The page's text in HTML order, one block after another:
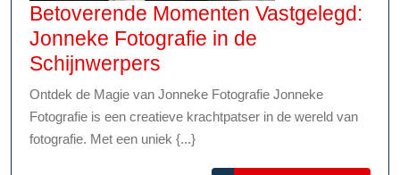
Betoverende Momenten Vastgelegd:
Jonneke Fotografie in de
Schijnwerpers
Momenten
Vastgelegd:
Jonneke
Fotografie
Ontdek de Magie van Jonneke Fotografie Jonneke
Fotografie is een creatieve krachtpatser in de wereld van
fotografie. Met een uniek {...}